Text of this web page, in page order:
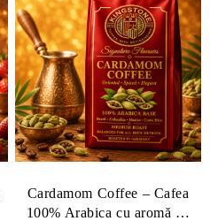
Cardamom Coffee – Cafea
100% Arabica cu aromă de